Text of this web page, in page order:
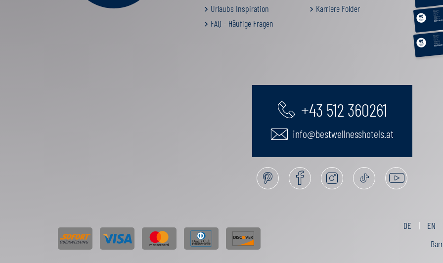
Urlaubs Inspiration
FAQ - Häufige Fragen
Karriere Folder
RELAX &
BEAUTY
AKTIV
GENUSS
FAMILIE
GUTSCHEIN
RELAX &
BEAUTY
AKTIV
GENUSS
FAMILIE
GUTSCHEIN
+43 512 360261
info@bestwellnesshotels.at
DE EN